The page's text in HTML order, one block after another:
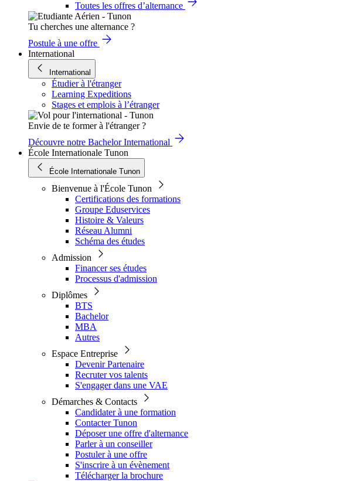
Toutes les offres d’alternance
Tu cherches une alternance ?
Postule à une offre
International
International
Étudier à l'étranger
Learning Expeditions
Stages et emplois à l’étranger
Envie de te former à l'étranger ?
Découvre notre Bachelor International
École Internationale Tunon
École Internationale Tunon
Bienvenue à l'École Tunon
Certifications des formations
Groupe Eduservices
Histoire & Valeurs
Réseau Alumni
Schéma des études
Admission
Financer ses études
Processus d'admission
Diplômes
BTS
Bachelor
MBA
Autres
Espace Entreprise
Devenir Partenaire
Recruter vos talents
S'engager dans une VAE
Démarches & Contacts
Candidater à une formation
Contacter Tunon
Déposer une offre d'alternance
Parler à un conseiller
Postuler à une offre
S'inscrire à un évènement
Télécharger la brochure